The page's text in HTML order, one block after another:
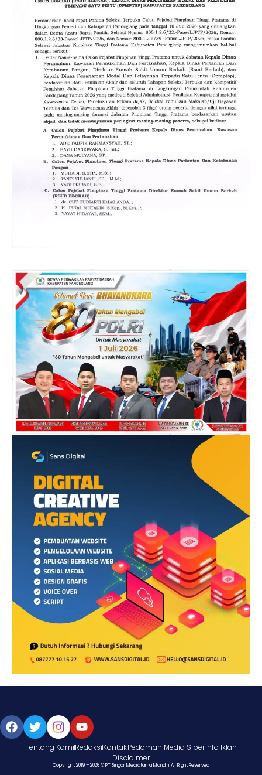
Tentang KamiRedaksiKontakPedoman Media SiberInfo Iklan
Disclaimer
Copyright 2019 – 2026 © PT Bingar Mediatama Mandiri All Right Reserved